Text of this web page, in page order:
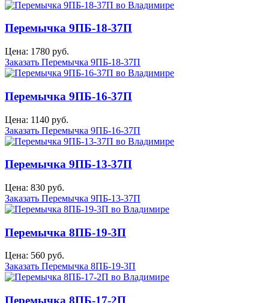
Перемычка 9ПБ-18-37П
Цена: 1780 руб.
Заказать Перемычка 9ПБ-18-37П
Перемычка 9ПБ-16-37П
Цена: 1140 руб.
Заказать Перемычка 9ПБ-16-37П
Перемычка 9ПБ-13-37П
Цена: 830 руб.
Заказать Перемычка 9ПБ-13-37П
Перемычка 8ПБ-19-3П
Цена: 560 руб.
Заказать Перемычка 8ПБ-19-3П
Перемычка 8ПБ-17-2П